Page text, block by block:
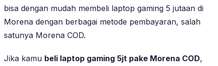
bisa dengan mudah membeli laptop gaming 5 jutaan di
Morena dengan berbagai metode pembayaran, salah
satunya Morena COD.
Jika kamu beli laptop gaming 5jt pake Morena COD,